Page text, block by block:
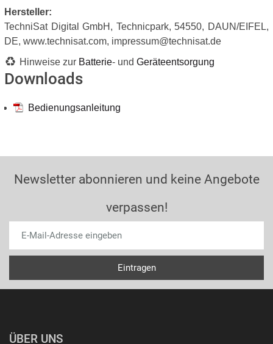
Hersteller:
TechniSat Digital GmbH, Technicpark, 54550, DAUN/EIFEL,
DE, www.technisat.com, impressum@technisat.de
Hinweise zur Batterie- und Geräteentsorgung
Downloads
Bedienungsanleitung
Newsletter abonnieren und keine Angebote
verpassen!
ÜBER UNS